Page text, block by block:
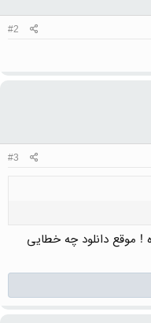
#2
#3
! موقع دانلود چه خطایی